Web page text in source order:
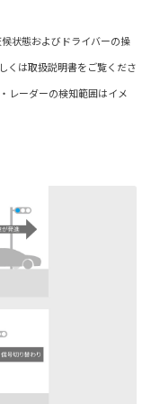
状態およびドライバーの操
くは取扱説明書をご覧くださ
ーダーの検知範囲はイメ